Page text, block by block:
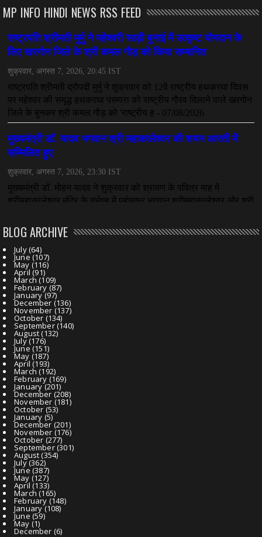
CHHATTISGARH
महादेव ऐप केस में बड़ा एक्शन, सौरभ चंद्राकर हिरासत में
July 08, 2026
CHHATTISGARH
तीजन बाई को याद करेगा छत्तीसगढ़ का लोक कला जगत
July 07, 2026
MP INFO HINDI NEWS RSS FEED
BLOG ARCHIVE
July(64)
June(107)
May (116)
April (91)
March (109)
February (87)
January(97)
December (136)
November (137)
October (134)
September(140)
August(132)
July(176)
June(151)
May (187)
April (193)
March (192)
February (169)
January(201)
December (208)
November (181)
October (53)
January (5)
December(201)
November (176)
October (277)
September(301)
August(354)
July(362)
June(387)
May (127)
April (133)
March (165)
February (148)
January(108)
June (59)
May (1)
December (6)